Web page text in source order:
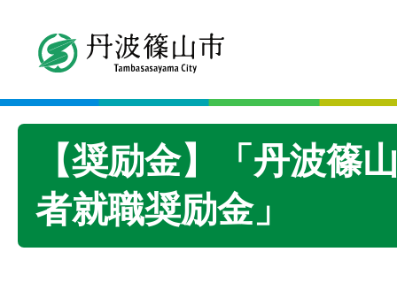
【奨励金】「丹波篠
者就職奨励金」